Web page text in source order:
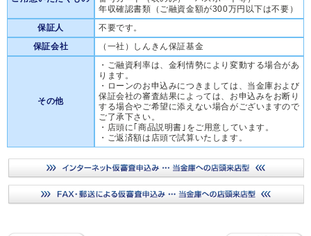
年収確認書類（ご融資金額が300万円以下は不要）
保証人
不要です。
保証会社
（一社）しんきん保証基金
その他
・ご融資利率は、金利情勢により変動する場合があ
ります。
・ローンのお申込みにつきましては、当金庫および
保証会社の審査結果によっては、お申込みをお断り
する場合やご希望に添えない場合がございますので
ご了承下さい。
・店頭に｢商品説明書｣をご用意しています。
・ご返済額は店頭で試算いたします。